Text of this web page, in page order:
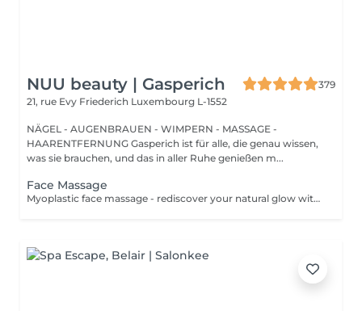
NUU beauty | Gasperich
379
21, rue Evy Friederich Luxembourg L-1552
NÄGEL - AUGENBRAUEN - WIMPERN - MASSAGE -
HAARENTFERNUNG Gasperich ist für alle, die genau wissen,
was sie brauchen, und das in aller Ruhe genießen m...
Face Massage
Myoplastic face massage - rediscover your natural glow with the deeply rejuvenating myoplastic face massage. This unique technique works not only on the surface of your skin but also on the deeper layers of muscles and fascia. Through precise, sculpting movements, it releases tension, improves circulation, and restores elasticity. The result? A lifted, defined, and radiant look that feels as refreshing as it appears. Every session is like a reset for your face leaving you looking youthful, relaxed, and glowing with vitality. Express Facial Massage is designed for those who value their time while expecting visible, refined results. This 30-minute lifting massage focuses on precise muscle stimulation to restore facial tone, improve skin firmness, and redefine the natural facial contour. The treatment helps reduce visible signs of fatigue while stimulating microcirculation, allowing the skin to regain a fresh, radiant, and naturally healthy glow. Perfect as an additional boost to your body massage for complete relaxation and rejuvenation. Important: This treatment is available only as an add-on to any body massage and cannot be booked as a standalone service.